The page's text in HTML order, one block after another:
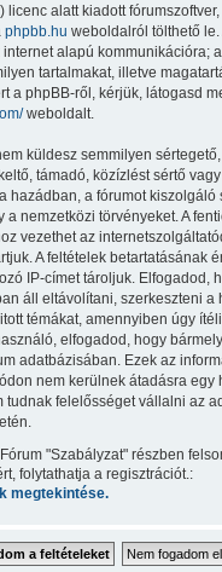
licenc alatt kiadott
phpbb.hu weboldalról tölthető le.
internet alapú kommunikációra;
tartalmakat, illetve
a phpBB-ről, kérjük, látogasd
weboldalt.
küldesz semmilyen
támadó, közízlést sértő
hazádban, a fórumot kiszolgáló
a nemzetközi törvényeket. A
vezethet az
A feltételek betartatásának
IP-címet tároljuk. Elfogadod,
áll eltávolítani, szerkeszteni a
témákat, amennyiben úgy
elfogadod, hogy
adatbázisában. Ezek az
nem kerülnek átadásra egy
tudnak felelősséget vállalni az
"Szabályzat" részben
folytathatja a regisztrációt.:
megtekintése.